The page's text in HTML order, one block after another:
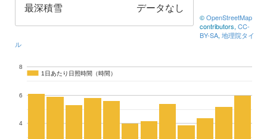
最深積雪
データなし
©OpenStreetMap
contributors,CC-
BY-SA,地理院タイ
ル
4
6
8
1日あたり日照時間（時間）
1日あたり日照時間（時間）